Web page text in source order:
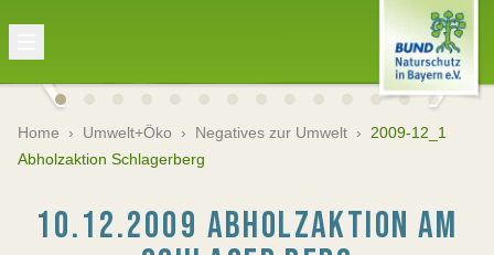
Home › Umwelt+Öko › Negatives zur Umwelt › 2009-12_1
Abholzaktion Schlagerberg
10.12.2009 ABHOLZAKTION AM